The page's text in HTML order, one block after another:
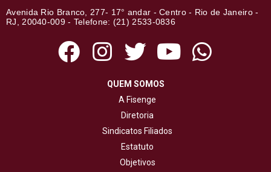
Avenida Rio Branco, 277- 17° andar - Centro - Rio de Janeiro -
RJ, 20040-009 - Telefone: (21) 2533-0836
QUEM SOMOS
A Fisenge
Diretoria
Sindicatos Filiados
Estatuto
Objetivos